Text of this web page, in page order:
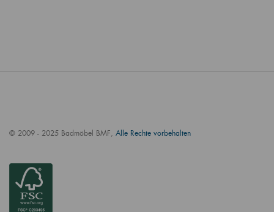
© 2009 - 2025 Badmöbel BMF, Alle Rechte vorbehalten